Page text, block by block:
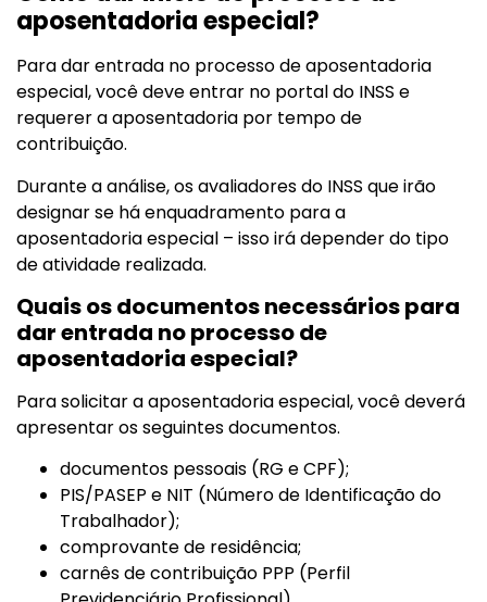
aposentadoria especial?
Para dar entrada no processo de aposentadoria
especial, você deve entrar no portal do INSS e
requerer a aposentadoria por tempo de
contribuição.
Durante a análise, os avaliadores do INSS que irão
designar se há enquadramento para a
aposentadoria especial – isso irá depender do tipo
de atividade realizada.
Quais os documentos necessários para
dar entrada no processo de
aposentadoria especial?
Para solicitar a aposentadoria especial, você deverá
apresentar os seguintes documentos.
documentos pessoais (RG e CPF);
PIS/PASEP e NIT (Número de Identificação do
Trabalhador);
comprovante de residência;
carnês de contribuição PPP (Perfil